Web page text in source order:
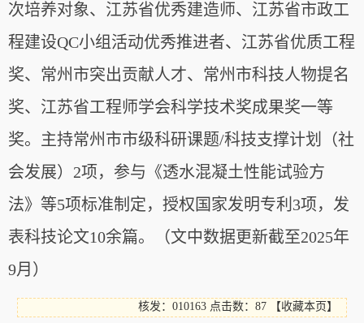
次培养对象、江苏省优秀建造师、江苏省市政工
程建设QC小组活动优秀推进者、江苏省优质工程
奖、常州市突出贡献人才、常州市科技人物提名
奖、江苏省工程师学会科学技术奖成果奖一等
奖。主持常州市市级科研课题/科技支撑计划（社
会发展）2项，参与《透水混凝土性能试验方
法》等5项标准制定，授权国家发明专利3项，发
表科技论文10余篇。
（文中数据更新截至2025年
9月）
核发：010163 点击数：87 【收藏本页 】